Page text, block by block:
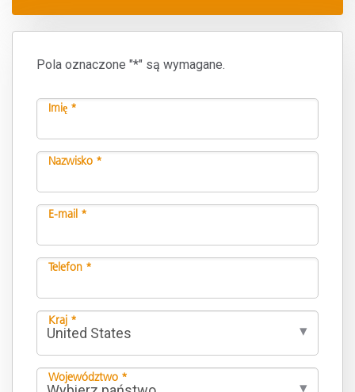
Pola oznaczone "*" są wymagane.
Imię *
Nazwisko *
E-mail *
Telefon *
Kraj *
Województwo *